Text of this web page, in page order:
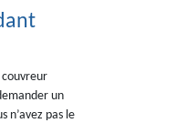
un
n’avez pas le